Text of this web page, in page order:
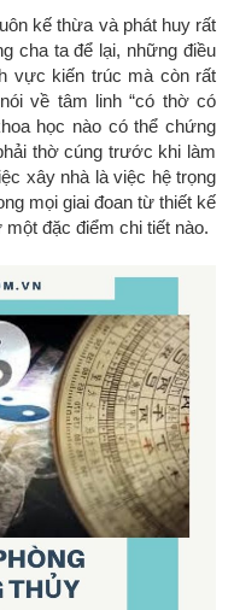
kế thừa và phát huy rất
cha ta để lại, những điều
vực kiến trúc mà còn rất
về tâm linh “có thờ có
học nào có thể chứng
thờ cúng trước khi làm
xây nhà là việc hệ trọng
mọi giai đoan từ thiết kế
đặc điểm chi tiết nào.